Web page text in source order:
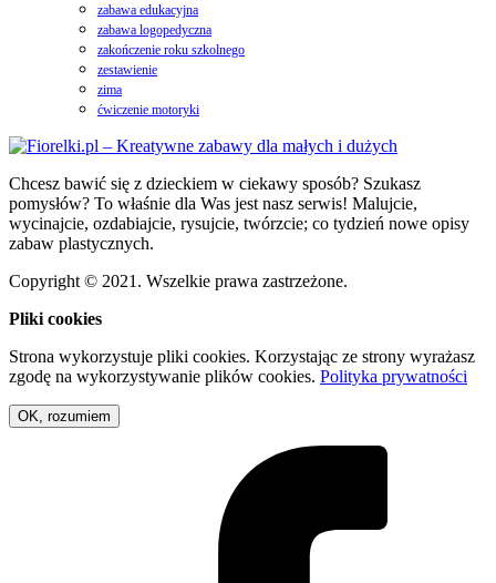
zabawa edukacyjna
zabawa logopedyczna
zakończenie roku szkolnego
zestawienie
zima
ćwiczenie motoryki
Chcesz bawić się z dzieckiem w ciekawy sposób? Szukasz
pomysłów? To właśnie dla Was jest nasz serwis! Malujcie,
wycinajcie, ozdabiajcie, rysujcie, twórzcie; co tydzień nowe opisy
zabaw plastycznych.
Copyright © 2021. Wszelkie prawa zastrzeżone.
Pliki cookies
Strona wykorzystuje pliki cookies. Korzystając ze strony wyrażasz
zgodę na wykorzystywanie plików cookies. Polityka prywatności
OK, rozumiem